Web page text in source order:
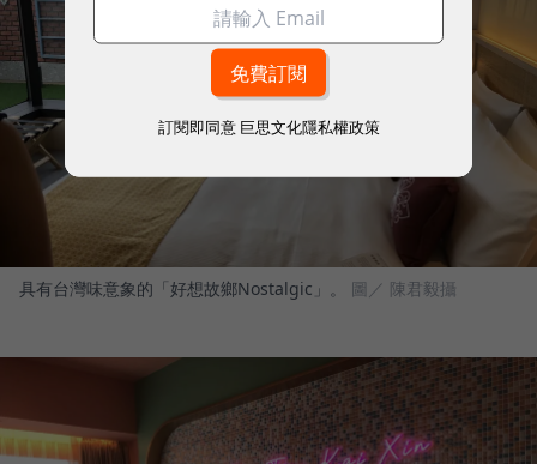
具有台灣味意象的「好想故鄉Nostalgic」。 圖／ 陳君毅攝
訂閱即同意 巨思文化隱私權政策